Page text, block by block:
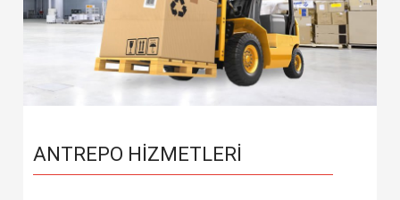
ANTREPO HIZMETLERI